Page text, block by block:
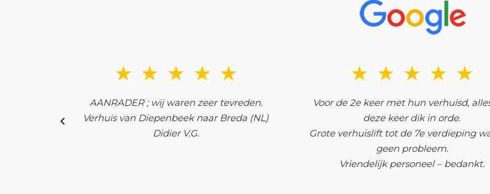
AANRADER ; wij waren zeer tevreden.
Verhuis van Diepenbeek naar Breda (NL)
Didier V.G.
Voor de 2e keer met hun verhuisd,
deze keer dik in orde.
Grote verhuislift tot de 7e verdieping
geen probleem.
Vriendelijk personeel – bedankt.